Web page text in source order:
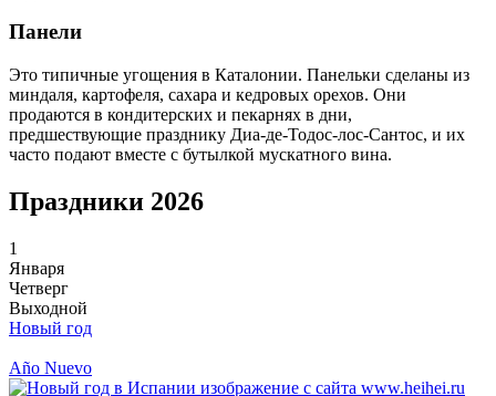
Панели
Это типичные угощения в Каталонии. Панельки сделаны из
миндаля, картофеля, сахара и кедровых орехов. Они
продаются в кондитерских и пекарнях в дни,
предшествующие празднику Диа-де-Тодос-лос-Сантос, и их
часто подают вместе с бутылкой мускатного вина.
Праздники 2026
1
Января
Четверг
Выходной
Новый год
Año Nuevo